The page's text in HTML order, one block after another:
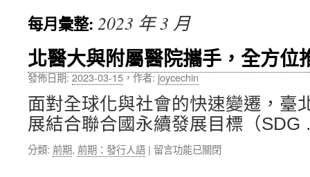
要
內
容
每月彙整: 2023 年 3 月
北醫大與附屬醫院攜手，全方位
發佈日期:2023-03-15，作者: joycechin
面對全球化與社會的快速變遷，臺
展結合聯合國永續發展目標（
分類: 前期, 前期：發行人語 | 在
留言功能已關閉